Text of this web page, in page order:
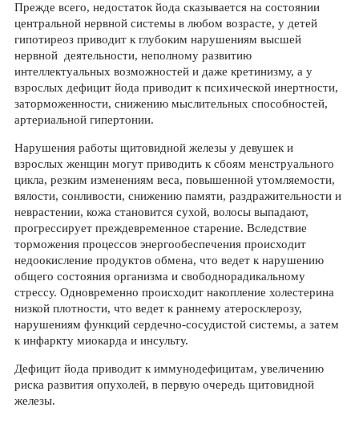
Прежде всего, недостаток йода сказывается на состоянии
центральной нервной системы в любом возрасте, у детей
гипотиреоз приводит к глубоким нарушениям высшей
нервной деятельности, неполному развитию
интеллектуальных возможностей и даже кретинизму, а у
взрослых дефицит йода приводит к психической инертности,
заторможенности, снижению мыслительных способностей,
артериальной гипертонии.
Нарушения работы щитовидной железы у девушек и
взрослых женщин могут приводить к сбоям менструального
цикла, резким изменениям веса, повышенной утомляемости,
вялости, сонливости, снижению памяти, раздражительности и
неврастении, кожа становится сухой, волосы выпадают,
прогрессирует преждевременное старение. Вследствие
торможения процессов энергообеспечения происходит
недоокисление продуктов обмена, что ведет к нарушению
общего состояния организма и свободнорадикальному
стрессу. Одновременно происходит накопление холестерина
низкой плотности, что ведет к раннему атеросклерозу,
нарушениям функций сердечно-сосудистой системы, а затем
к инфаркту миокарда и инсульту.
Дефицит йода приводит к иммунодефицитам, увеличению
риска развития опухолей, в первую очередь щитовидной
железы.